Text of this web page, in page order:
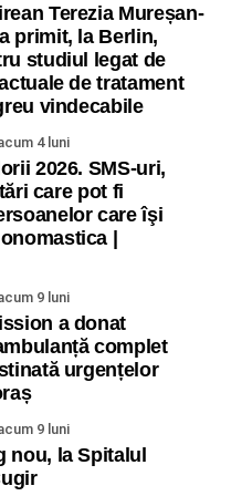
Terezia Mureșan-
primit, la Berlin,
studiul legat de
de tratament
vindecabile
4 luni
2026. SMS-uri,
care pot fi
care îşi
|
9 luni
a donat
complet
urgențelor
9 luni
nou, la Spitalul